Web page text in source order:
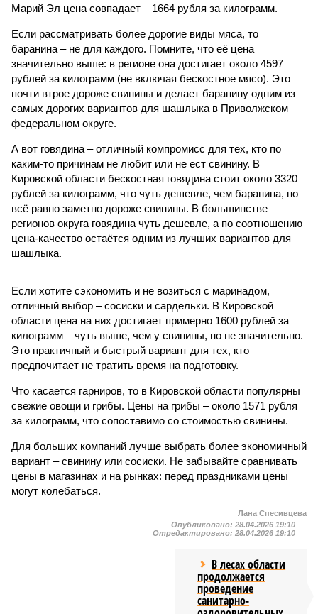
Марий Эл цена совпадает – 1664 рубля за килограмм.
Если рассматривать более дорогие виды мяса, то
баранина – не для каждого. Помните, что её цена
значительно выше: в регионе она достигает около 4597
рублей за килограмм (не включая бескостное мясо). Это
почти втрое дороже свинины и делает баранину одним из
самых дорогих вариантов для шашлыка в Приволжском
федеральном округе.
А вот говядина – отличный компромисс для тех, кто по
каким-то причинам не любит или не ест свинину. В
Кировской области бескостная говядина стоит около 3320
рублей за килограмм, что чуть дешевле, чем баранина, но
всё равно заметно дороже свинины. В большинстве
регионов округа говядина чуть дешевле, а по соотношению
цена-качество остаётся одним из лучших вариантов для
шашлыка.
Если хотите сэкономить и не возиться с маринадом,
отличный выбор – сосиски и сардельки. В Кировской
области цена на них достигает примерно 1600 рублей за
килограмм – чуть выше, чем у свинины, но не значительно.
Это практичный и быстрый вариант для тех, кто
предпочитает не тратить время на подготовку.
Что касается гарниров, то в Кировской области популярны
свежие овощи и грибы. Цены на грибы – около 1571 рубля
за килограмм, что сопоставимо со стоимостью свинины.
Для больших компаний лучше выбрать более экономичный
вариант – свинину или сосиски. Не забывайте сравнивать
цены в магазинах и на рынках: перед праздниками цены
могут колебаться.
Лана Спесивцева
Опубликовано: 28.04.2026 19:10
Отредактировано: 28.04.2026 19:10
В лесах области
продолжается
проведение
санитарно-